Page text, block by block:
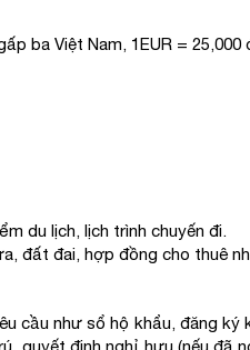
ba Việt Nam, 1EUR = 25,000
du lịch, lịch trình chuyến đi.
đất đai, hợp đồng cho thuê
như sổ hộ khẩu, đăng ký